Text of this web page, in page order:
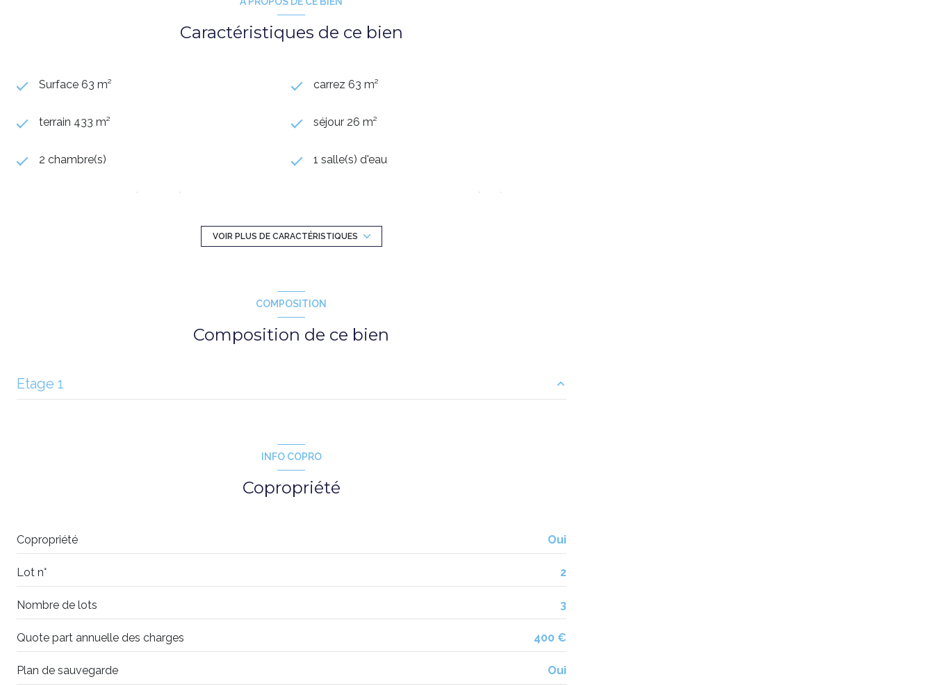
Caractéristiques de ce bien
Surface 63 m² carrez 63 m²
terrain 433 m² séjour 26 m²
2 chambre(s) 1 salle(s) d'eau
cuisine américaine (équipée) Chauffage individuel : chaudière (gaz)
3 niveau(x)
VOIR PLUS DE CARACTÉRISTIQUES
COMPOSITION
Composition de ce bien
Etage 1
INFO COPRO
Copropriété
Copropriété Oui
Lot n° 2
Nombre de lots 3
Quote part annuelle des charges 400 €
Plan de sauvegarde Oui